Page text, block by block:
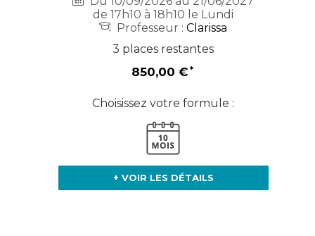
de 17h10 à 18h10 le Lundi
Professeur :Clarissa
3 places restantes
850,00 €
Choisissez votre formule :
+ VOIR LES DÉTAILS